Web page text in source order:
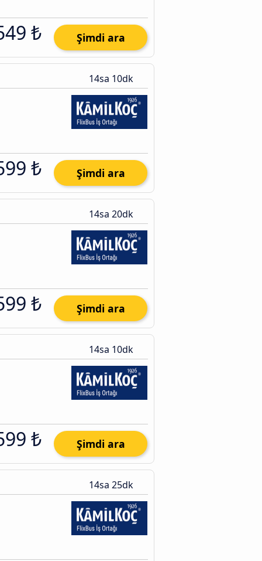
₺ Şimdi ara
14sa 10dk
₺ Şimdi ara
14sa 20dk
₺ Şimdi ara
14sa 10dk
₺ Şimdi ara
14sa 25dk